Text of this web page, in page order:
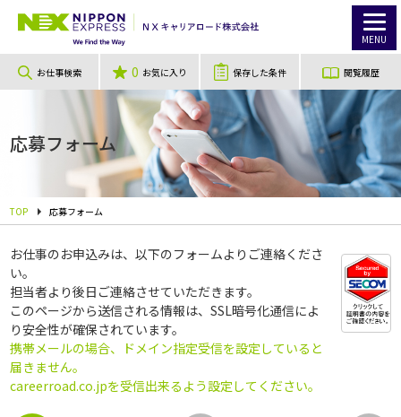
MENU
お仕事検索 0 お気に入り 保存した条件 閲覧履歴
応募フォーム
TOP 応募フォーム
お仕事のお申込みは、以下のフォームよりご連絡くださ
い。
担当者より後日ご連絡させていただきます。
このページから送信される情報は、SSL暗号化通信によ
り安全性が確保されています。
携帯メールの場合、ドメイン指定受信を設定していると
届きません。
careerroad.co.jpを受信出来るよう設定してください。